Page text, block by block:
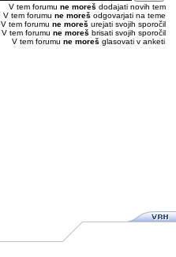
V tem forumu ne moreš dodajati novih tem
V tem forumu ne moreš odgovarjati na teme
V tem forumu ne moreš urejati svojih sporočil
V tem forumu ne moreš brisati svojih sporočil
V tem forumu ne moreš glasovati v anketi